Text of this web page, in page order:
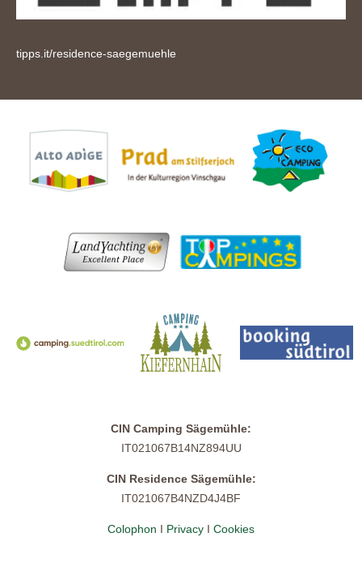
tipps.it/residence-saegemuehle
CIN Camping Sägemühle:
IT021067B14NZ894UU
CIN Residence Sägemühle:
IT021067B4NZD4J4BF
Colophon I Privacy I Cookies